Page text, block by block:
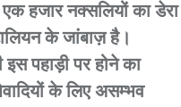
हजार नक्सलियों का डेरा
के जांबाज़ है।
पहाड़ी पर होने का
के लिए असम्भव